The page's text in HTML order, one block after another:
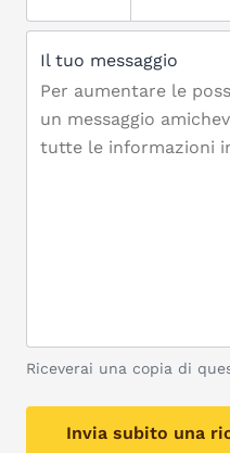
Il tuo messaggio
Riceverai una copia di
Invia subito una